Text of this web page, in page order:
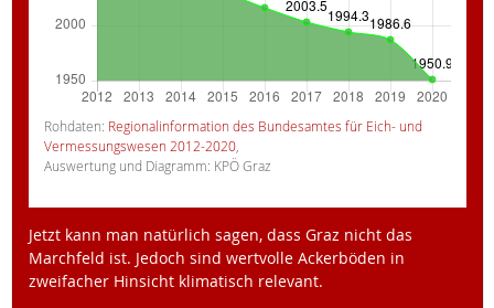
Rohdaten: Regionalinformation des Bundesamtes für Eich- und
Vermessungswesen 2012-2020,
Auswertung und Diagramm: KPÖ Graz
Jetzt kann man natürlich sagen, dass Graz nicht das
Marchfeld ist. Jedoch sind wertvolle Ackerböden in
zweifacher Hinsicht klimatisch relevant.